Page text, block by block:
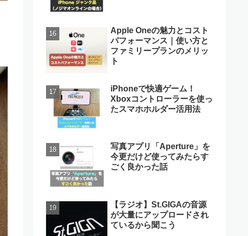
Apple Oneの魅力とコスト
パフォーマンス｜使い方と
ファミリープランのメリッ
ト
iPhoneで快適ゲーム！
Xboxコントローラーを使っ
たスマホホルダー活用法
写真アプリ「Aperture」を
今更だけど使ってみたらす
ごく良かった話
【ラジオ】St.GIGAの音源
が大量にアップロードされ
ているから聞こう